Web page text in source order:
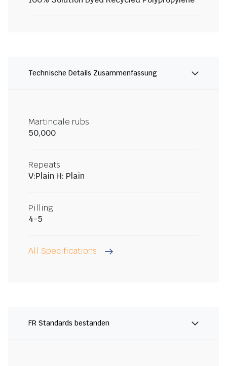
Technische Details Zusammenfassung
Martindale rubs
50,000
Repeats
V:Plain H: Plain
Pilling
4-5
All Specifications
FR Standards bestanden